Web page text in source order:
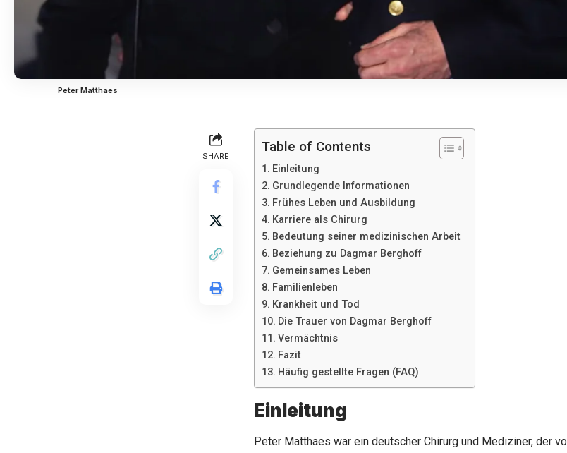
Peter Matthaes
SHARE
Table of Contents
Einleitung
Grundlegende Informationen
Frühes Leben und Ausbildung
Karriere als Chirurg
Bedeutung seiner medizinischen Arbeit
Beziehung zu Dagmar Berghoff
Gemeinsames Leben
Familienleben
Krankheit und Tod
Die Trauer von Dagmar Berghoff
Vermächtnis
Fazit
Häufig gestellte Fragen (FAQ)
Einleitung
Peter Matthaes war ein deutscher Chirurg und Mediziner, der